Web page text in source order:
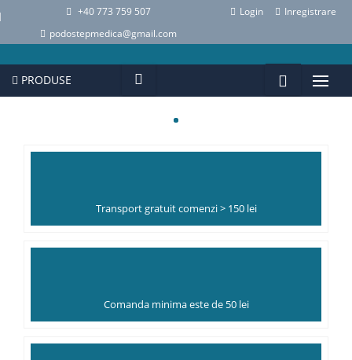
+40 773 759 507
podostepmedica@gmail.com
Login Inregistrare
PRODUSE
Transport gratuit comenzi > 150 lei
Comanda minima este de 50 lei